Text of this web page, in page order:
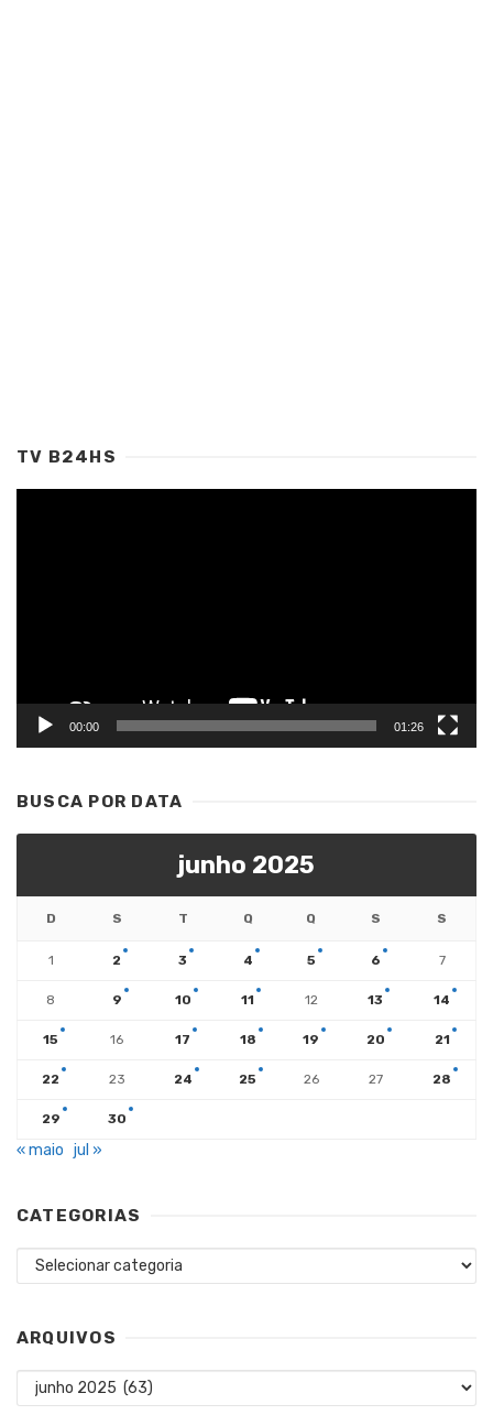
TV B24HS
00:00 01:26
BUSCA POR DATA
junho 2025
D S T Q Q S S
1 2 3 4 5 6 7
8 9 10 11 12 13 14
15 16 17 18 19 20 21
22 23 24 25 26 27 28
29 30
« maio jul »
CATEGORIAS
Categorias
ARQUIVOS
Arquivos